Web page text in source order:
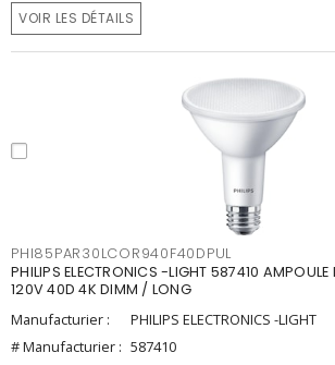
VOIR LES DÉTAILS
PHI85PAR30LCOR940F40DPUL
PHILIPS ELECTRONICS -LIGHT 587410
120V 40D 4K DIMM / LONG
Manufacturier :
PHILIPS ELECTRONICS -LIGHT
# Manufacturier : 587410